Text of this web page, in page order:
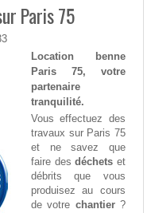
Paris 75
Location benne
Paris 75, votre
partenaire
tranquilité.
Vous effectuez des
travaux sur Paris 75
et ne savez que
faire desdéchets et
débrits que vous
produisez au cours
de votre chantier?